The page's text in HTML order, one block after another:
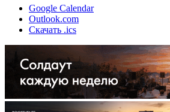
Google Calendar
Outlook.com
Скачать .ics